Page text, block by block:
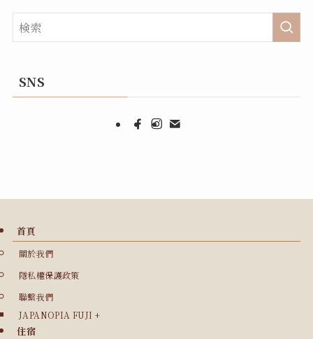
SNS
首頁
關於我們
隱私權保護政策
聯繫我們
JAPANOPIA FUJI +
住宿